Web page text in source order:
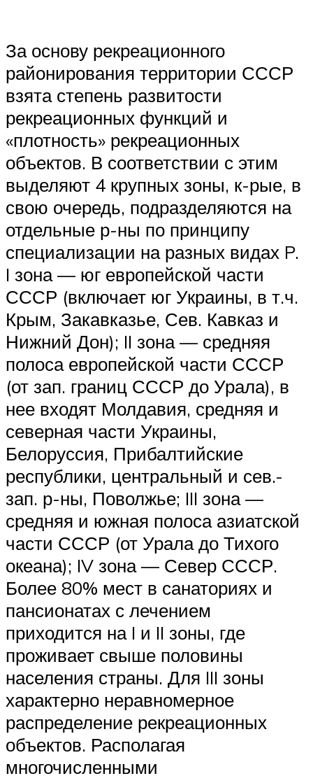
За основу рекреационного
районирования территории СССР
взята степень развитости
рекреационных функций и
«плотность» рекреационных
объектов. В соответствии с этим
выделяют 4 крупных зоны, к-рые, в
свою очередь, подразделяются на
отдельные р-ны по принципу
специализации на разных видах P.
I зона — юг европейской части
СССР (включает юг Украины, в т.ч.
Крым, Закавказье, Сев. Кавказ и
Нижний Дон); II зона — средняя
полоса европейской части СССР
(от зап. границ СССР до Урала), в
нее входят Молдавия, средняя и
северная части Украины,
Белоруссия, Прибалтийские
республики, центральный и сев.-
зап. р-ны, Поволжье; III зона —
средняя и южная полоса азиатской
части СССР (от Урала до Тихого
океана); IV зона — Север СССР.
Более 80% мест в санаториях и
пансионатах с лечением
приходится на I и II зоны, где
проживает свыше половины
населения страны. Для III зоны
характерно неравномерное
распределение рекреационных
объектов. Располагая
многочисленными